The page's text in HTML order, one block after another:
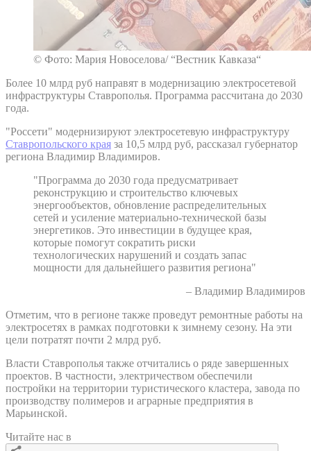
© Фото: Мария Новоселова/ “Вестник Кавказа“
Более 10 млрд руб направят в модернизацию электросетевой
инфраструктуры Ставрополья. Программа рассчитана до 2030
года.
"Россети" модернизируют электросетевую инфраструктуру
Ставропольского края за 10,5 млрд руб, рассказал губернатор
региона Владимир Владимиров.
"Программа до 2030 года предусматривает
реконструкцию и строительство ключевых
энергообъектов, обновление распределительных
сетей и усиление материально-технической базы
энергетиков. Это инвестиции в будущее края,
которые помогут сократить риски
технологических нарушений и создать запас
мощности для дальнейшего развития региона"
– Владимир Владимиров
Отметим, что в регионе также проведут ремонтные работы на
электросетях в рамках подготовки к зимнему сезону. На эти
цели потратят почти 2 млрд руб.
Власти Ставрополья также отчитались о ряде завершенных
проектов. В частности, электричеством обеспечили
постройки на территории туристического кластера, завода по
производству полимеров и аграрные предприятия в
Марьинской.
Читайте нас в